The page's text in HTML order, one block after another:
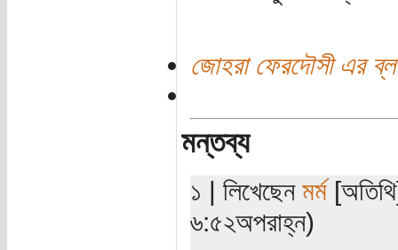
জোহরা ফেরদৌসী এর
মন্তব্য
১ | লিখেছেন মর্ম
৬:৫২অপরাহ্ন)